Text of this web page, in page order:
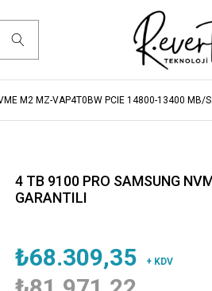
M2 MZ-VAP4T0BW PCIE 14800-13400 MB/S
4 TB 9100 PRO SAMSUNG
GARANTILI
₺68.309,35 + KDV